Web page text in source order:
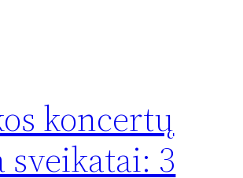
koncertų
sveikatai: 3